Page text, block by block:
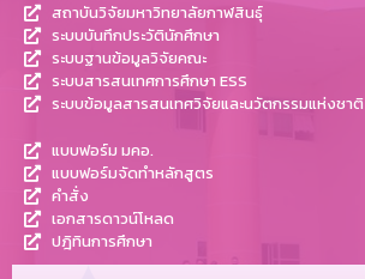
สถาบันวิจัยมหาวิทยาลัยกาฬสินธุ์
ระบบบันทึกประวัตินักศึกษา
ระบบฐานข้อมูลวิจัยคณะ
ระบบสารสนเทศการศึกษา ESS
ระบบข้อมูลสารสนเทศวิจัยและนวัตกรรมแห่งชาติ
แบบฟอร์ม มคอ.
แบบฟอร์มจัดทำหลักสูตร
คำสั่ง
เอกสารดาวน์โหลด
ปฎิทินการศึกษา